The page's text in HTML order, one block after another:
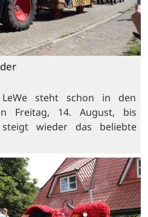
LeWe steht schon in den
Freitag, 14. August, bis
wieder das beliebte